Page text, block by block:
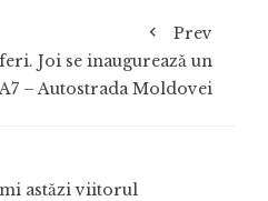
Prev
Joi se inaugurează un
– Autostrada Moldovei
astăzi viitorul